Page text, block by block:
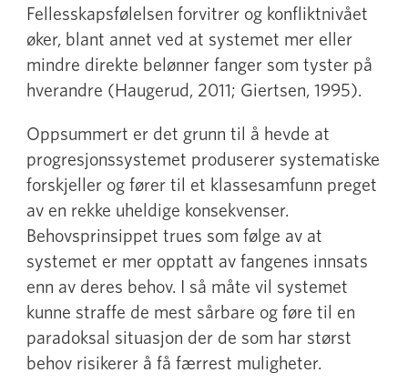
Fellesskapsfølelsen forvitrer og konfliktnivået
øker, blant annet ved at systemet mer eller
mindre direkte belønner fanger som tyster på
hverandre (Haugerud, 2011; Giertsen, 1995).
Oppsummert er det grunn til å hevde at
progresjonssystemet produserer systematiske
forskjeller og fører til et klassesamfunn preget
av en rekke uheldige konsekvenser.
Behovsprinsippet trues som følge av at
systemet er mer opptatt av fangenes innsats
enn av deres behov. I så måte vil systemet
kunne straffe de mest sårbare og føre til en
paradoksal situasjon der de som har størst
behov risikerer å få færrest muligheter.